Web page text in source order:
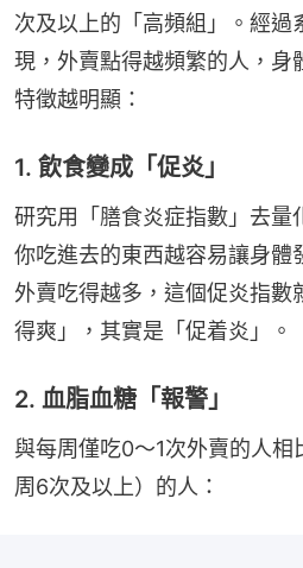
次及以上的「高頻組」。經過
現，外賣點得越頻繁的人，身
特徵越明顯：
1. 飲食變成「促炎」
研究用「膳食炎症指數」去量
你吃進去的東西越容易讓身體
外賣吃得越多，這個促炎指數
得爽」，其實是「促着炎」。
2. 血脂血糖「報警」
與每周僅吃0～1次外賣的人
周6次及以上）的人：